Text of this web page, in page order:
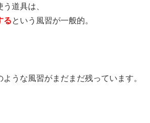
道具は、
るという風習が一般的。
うな風習がまだまだ残っています。